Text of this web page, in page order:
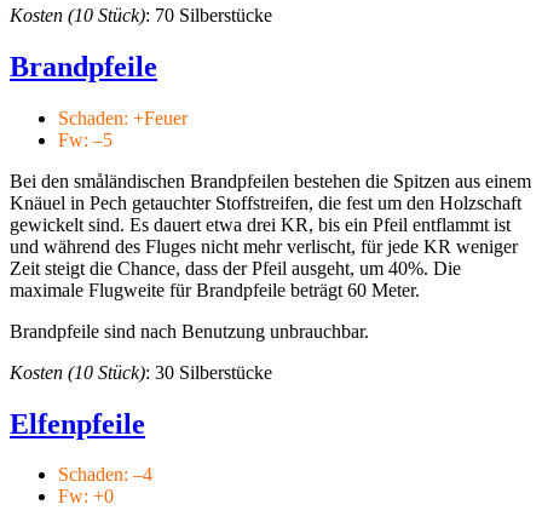
Kosten (10 Stück): 70 Silberstücke
Brandpfeile
Schaden: +Feuer
Fw: –5
Bei den småländischen Brandpfeilen bestehen die Spitzen aus einem
Knäuel in Pech getauchter Stoffstreifen, die fest um den Holzschaft
gewickelt sind. Es dauert etwa drei KR, bis ein Pfeil entflammt ist
und während des Fluges nicht mehr verlischt, für jede KR weniger
Zeit steigt die Chance, dass der Pfeil ausgeht, um 40%. Die
maximale Flugweite für Brandpfeile beträgt 60 Meter.
Brandpfeile sind nach Benutzung unbrauchbar.
Kosten (10 Stück): 30 Silberstücke
Elfenpfeile
Schaden: –4
Fw: +0